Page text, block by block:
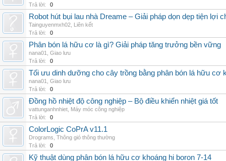
Trả lời:
0
Robot hút bụi lau nhà Dreame – Giải pháp dọn dẹp tiện lợi
Tainguyenmxh02 Liên kết
Trả lời:
0
Phân bón lá hữu cơ là gì? Giải pháp tăng trưởng bền vững
nana01
Giao lưu
Trả lời:
0
Tối ưu dinh dưỡng cho cây trồng bằng phân bón lá hữu cơ
nana01
Giao lưu
Trả lời:
0
Đồng hồ nhiệt độ công nghiệp – Bộ điều khiển nhiệt giá tốt
vattunganhnhiet Máy móc công nghiệp
Trả lời:
0
ColorLogic CoPrA v11.1
Drograms Thông gió thông thường
Trả lời:
0
Kỹ thuật dùng phân bón lá hữu cơ khoáng hi boron 7-14